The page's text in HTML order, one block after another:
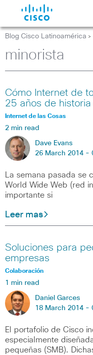
Blog Cisco Latinoamérica >
minorista
Cómo Internet de
25 años de
Internet de las Cosas
2 min read
Dave Evans
26 March 2014 -
La semana pasada se
World Wide Web (red
importante si
Leer mas
Soluciones para
empresas
Colaboración
1 min read
Daniel Garces
18 March 2014 -
El portafolio de Cisco
especialmente
pequeñas (SMB).